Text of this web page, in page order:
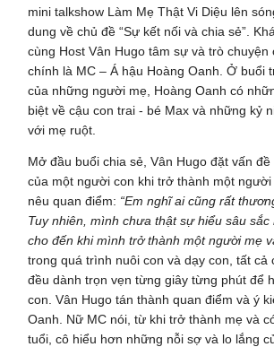
mini talkshow Làm Mẹ Thật Vi Diệu lên
dung về chủ đề “Sự kết nối và chia sẻ”.
cùng Host Vân Hugo tâm sự và trò chuyện
chính là MC – Á hậu Hoàng Oanh. Ở buổi
của những người mẹ, Hoàng Oanh có
biệt về cậu con trai - bé Max và những kỷ
với mẹ ruột.
Mở đầu buổi chia sẻ, Vân Hugo đặt vấn
của một người con khi trở thành một người
nêu quan điểm: “Em nghĩ ai cũng rất
Tuy nhiên, mình chưa thật sự hiểu sâu sắc
cho đến khi mình trở thành một người mẹ
trong quá trình nuôi con và dạy con, tất cả
đều dành trọn vẹn từng giây từng phút để
con. Vân Hugo tán thành quan điểm và ý
Oanh. Nữ MC nói, từ khi trở thành mẹ và
tuổi, cô hiểu hơn những nỗi sợ và lo lắng